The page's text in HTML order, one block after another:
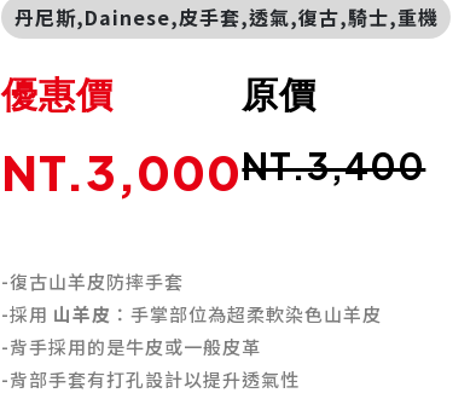
丹尼斯,Dainese,皮手套,透氣,復古,騎士,重機
原價
NT.3,400
優惠價
NT.3,000
-復古山羊皮防摔手套
-採用 山羊皮 ：手掌部位為超柔軟染色山羊皮
-背手採用的是牛皮或一般皮革
-背部手套有打孔設計以提升透氣性